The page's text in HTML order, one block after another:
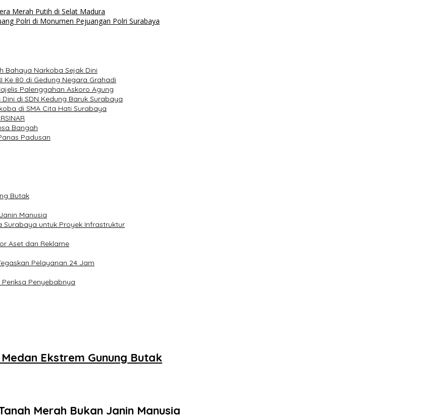
Merah Putih di Selat Madura
Polri di Monumen Pejuangan Polri Surabaya
Bahaya Narkoba Sejak Dini
Ke 80 di Gedung Negara Grahadi
Palenggahan Askoro Agung
di SDN Kedung Baruk Surabaya
di SMA Cita Hati Surabaya
Bangah
Padusan
Butak
Manusia
untuk Proyek Infrastruktur
Aset dan Reklame
Pelayanan 24 Jam
Periksa Penyebabnya
Ekstrem Gunung Butak
Merah Bukan Janin Manusia